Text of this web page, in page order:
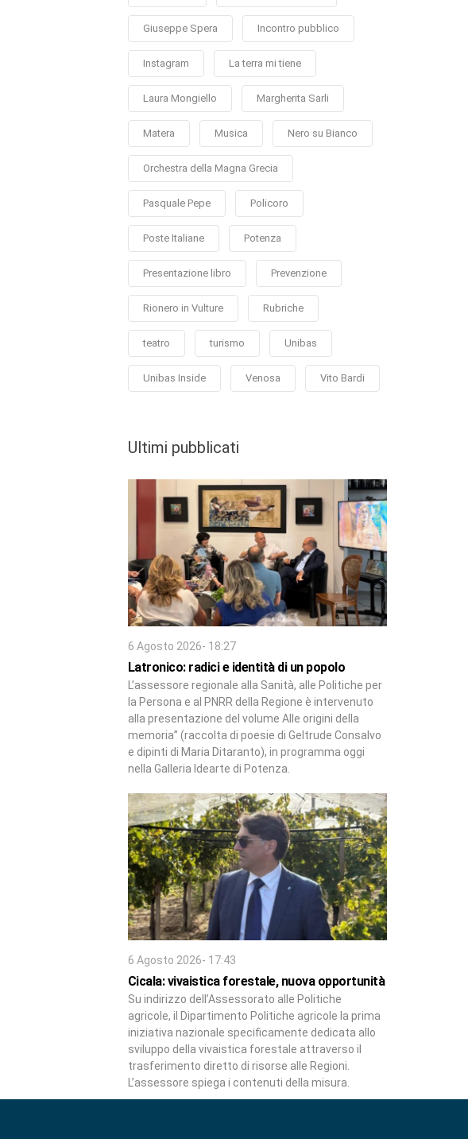
Giuseppe Spera Incontro pubblico
Instagram La terra mi tiene
Laura Mongiello Margherita Sarli
Matera Musica Nero su Bianco
Orchestra della Magna Grecia
Pasquale Pepe Policoro
Poste Italiane Potenza
Presentazione libro Prevenzione
Rionero in Vulture Rubriche
teatro turismo Unibas
Unibas Inside Venosa Vito Bardi
Ultimi pubblicati
6 Agosto 2026- 18:27
Latronico: radici e identità di un popolo
L’assessore regionale alla Sanità, alle Politiche per
la Persona e al PNRR della Regione è intervenuto
alla presentazione del volume Alle origini della
memoria” (raccolta di poesie di Geltrude Consalvo
e dipinti di Maria Ditaranto), in programma oggi
nella Galleria Idearte di Potenza.
6 Agosto 2026- 17:43
Cicala: vivaistica forestale, nuova opportunità
Su indirizzo dell’Assessorato alle Politiche
agricole, il Dipartimento Politiche agricole la prima
iniziativa nazionale specificamente dedicata allo
sviluppo della vivaistica forestale attraverso il
trasferimento diretto di risorse alle Regioni.
L’assessore spiega i contenuti della misura.